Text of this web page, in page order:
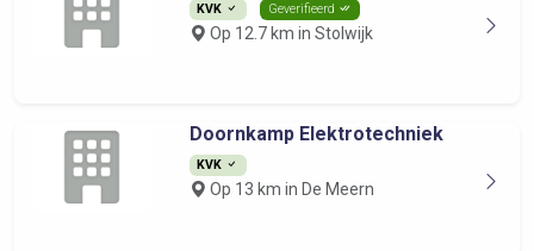
KVK Geverifieerd
Op 12.7 km in Stolwijk
Doornkamp Elektrotechniek
KVK
Op 13 km in De Meern